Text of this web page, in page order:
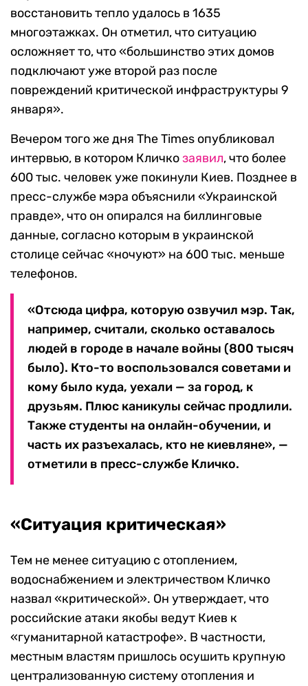
восстановить тепло удалось в 1635
многоэтажках. Он отметил, что ситуацию
осложняет то, что «большинство этих домов
подключают уже второй раз после
повреждений критической инфраструктуры 9
января».
Вечером того же дня The Times опубликовал
интервью, в котором Кличкозаявил, что более
600 тыс. человек уже покинули Киев. Позднее в
пресс-службе мэра объяснили «Украинской
правде», что он опирался на биллинговые
данные, согласно которым в украинской
столице сейчас «ночуют» на 600 тыс. меньше
телефонов.
«Отсюда цифра, которую озвучил мэр. Так,
например, считали, сколько оставалось
людей в городе в начале войны (800 тысяч
было). Кто-то воспользовался советами и
кому было куда, уехали — за город, к
друзьям. Плюс каникулы сейчас продлили.
Также студенты на онлайн-обучении, и
часть их разъехалась, кто не киевляне», —
отметили в пресс-службе Кличко.
«Ситуация критическая»
Тем не менее ситуацию с отоплением,
водоснабжением и электричеством Кличко
назвал «критической». Он утверждает, что
российские атаки якобы ведут Киев к
«гуманитарной катастрофе». В частности,
местным властям пришлось осушить крупную
централизованную систему отопления и